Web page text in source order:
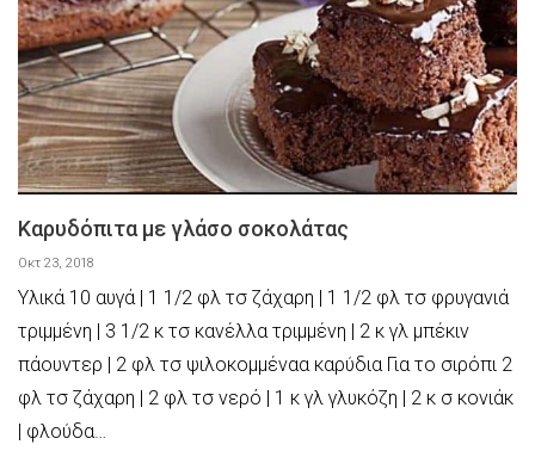
Καρυδόπιτα με γλάσο σοκολάτας
Οκτ 23, 2018
Υλικά 10 αυγά | 1 1/2 φλ τσ ζάχαρη | 1 1/2 φλ τσ φρυγανιά
τριμμένη | 3 1/2 κ τσ κανέλλα τριμμένη | 2 κ γλ μπέκιν
πάουντερ | 2 φλ τσ ψιλοκομμέναα καρύδια Για το σιρόπι 2
φλ τσ ζάχαρη | 2 φλ τσ νερό | 1 κ γλ γλυκόζη | 2 κ σ κονιάκ
| φλούδα…